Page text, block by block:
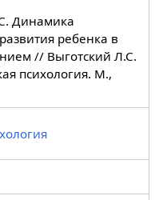
Динамика
ребенка в
// Выготский Л.С.
психология. М.,